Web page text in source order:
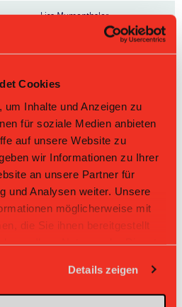
Cookies
Inhalte und Anzeigen zu
für soziale Medien anbieten
auf unsere Website zu
wir Informationen zu Ihrer
an unsere Partner für
und Analysen weiter. Unsere
möglicherweise mit
die Sie ihnen bereitgestellt
Details zeigen
Lisa Mumenthaler
Mia Murer
Jana Künzler
Mirka Schatz
Ann Zurbuchen
Sina Rüdisühli
Chiara Taini
Veronika Machalkova